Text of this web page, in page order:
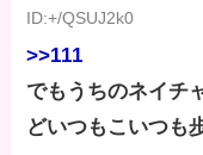
ID:+/QSUJ2k0
>>111
でもうちのネイチ
どいつもこいつも